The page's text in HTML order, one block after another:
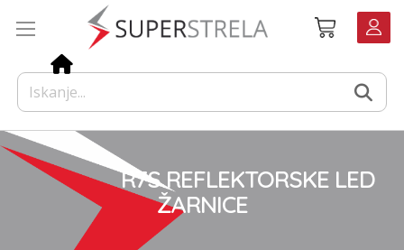
Košarica
R7S REFLEKTORSKE LED
ŽARNICE